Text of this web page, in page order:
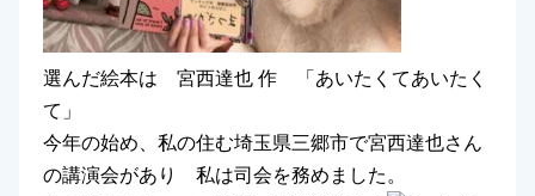
選んだ絵本は 宮西達也 作 「あいたくてあいたく
て」
今年の始め、私の住む埼玉県三郷市で宮西達也さん
の講演会があり 私は司会を務めました。